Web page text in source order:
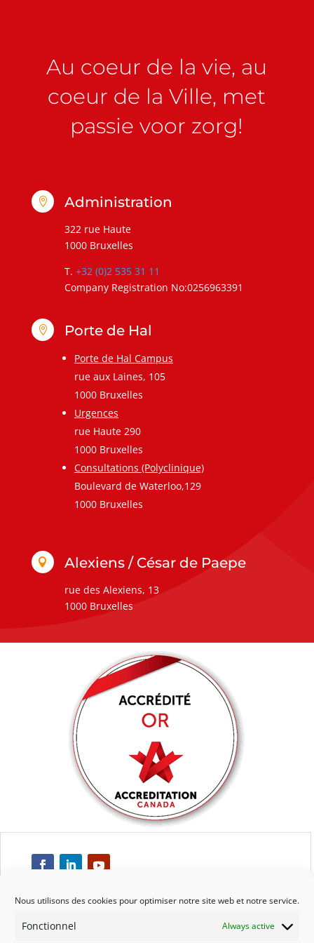
Nous utilisons des cookies pour optimiser notre site web et notre service.
Fonctionnel Always active
Au coeur de la vie, au
coeur de la Ville, met
passie voor zorg!
 Administration
322 rue Haute
1000 Bruxelles
T. +32 (0)2 535 31 11
Company Registration No:0256963391
 Porte de Hal
Porte de Hal Campus
rue aux Laines, 105
1000 Bruxelles
Urgences
rue Haute 290
1000 Bruxelles
Consultations (Polyclinique)
Boulevard de Waterloo,129
1000 Bruxelles
 Alexiens / César de Paepe
rue des Alexiens, 13
1000 Bruxelles
Respect